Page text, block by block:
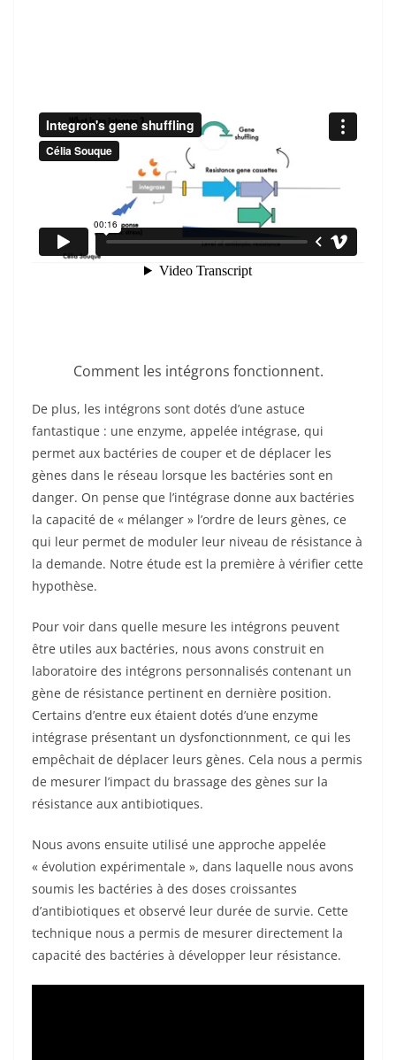
Comment les intégrons fonctionnent.
De plus, les intégrons sont dotés d’une astuce
fantastique : une enzyme, appelée intégrase, qui
permet aux bactéries de couper et de déplacer les
gènes dans le réseau lorsque les bactéries sont en
danger. On pense que l’intégrase donne aux bactéries
la capacité de « mélanger » l’ordre de leurs gènes, ce
qui leur permet de moduler leur niveau de résistance à
la demande. Notre étude est la première à vérifier cette
hypothèse.
Pour voir dans quelle mesure les intégrons peuvent
être utiles aux bactéries, nous avons construit en
laboratoire des intégrons personnalisés contenant un
gène de résistance pertinent en dernière position.
Certains d’entre eux étaient dotés d’une enzyme
intégrase présentant un dysfonctionnment, ce qui les
empêchait de déplacer leurs gènes. Cela nous a permis
de mesurer l’impact du brassage des gènes sur la
résistance aux antibiotiques.
Nous avons ensuite utilisé une approche appelée
« évolution expérimentale », dans laquelle nous avons
soumis les bactéries à des doses croissantes
d’antibiotiques et observé leur durée de survie. Cette
technique nous a permis de mesurer directement la
capacité des bactéries à développer leur résistance.